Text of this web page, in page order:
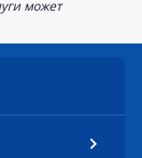
может